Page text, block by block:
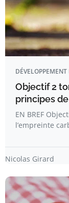
Objectif 2
principes de
EN BREF
l’empreinte
Nicolas Girard